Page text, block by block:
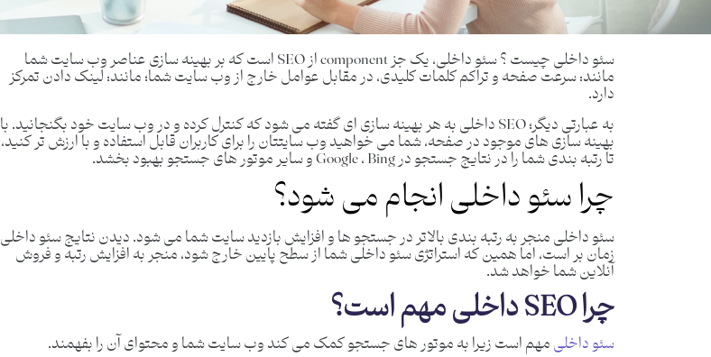
سئو داخلی چیست ؟ سئو داخلی، یک جز component از SEO است که بر بهینه سازی عناصر وب سایت شما
مانند: سرعت صفحه و تراکم کلمات کلیدی، در مقابل عوامل خارج از وب سایت شما؛ مانند: لینک دادن تمرکز
دارد.
به عبارتی دیگر؛ SEO داخلی به هر بهینه سازی ای گفته می شود که کنترل کرده و در وب سایت خود بگنجانید. با
بهینه سازی های موجود در صفحه، شما می خواهید وب سایتتان را برای کاربران قابل استفاده و با ارزش تر کنید،
تا رتبه بندی شما را در نتایج جستجو در Google ، Bing و سایر موتور های جستجو بهبود بخشد.
چرا سئو داخلی انجام می شود؟
سئو داخلی منجر به رتبه بندی بالاتر در جستجو ها و افزایش بازدید سایت شما می شود. دیدن نتایج سئو داخلی
زمان بر است، اما همین که استراتژی سئو داخلی شما از سطح پایین خارج شود، منجر به افزایش رتبه و فروش
آنلاین شما خواهد شد.
چرا SEO داخلی مهم است؟
سئو داخلیمهم است زیرا به موتور های جستجو کمک می کند وب سایت شما و محتوای آن را بفهمند.